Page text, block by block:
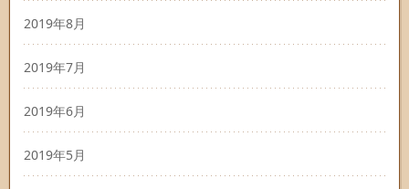
2019年8月
2019年7月
2019年6月
2019年5月